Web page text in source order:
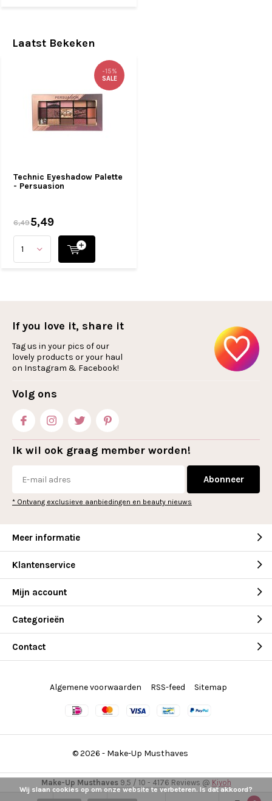
Laatst Bekeken
Technic Eyeshadow Palette
- Persuasion
-15%
SALE
6,495,49
If you love it, share it
Tag us in your pics of our
lovely products or your haul
on Instagram & Facebook!
Volg ons
Ik wil ook graag member worden!
Abonneer
* Ontvang exclusieve aanbiedingen en beauty nieuws
Meer informatie
Klantenservice
Mijn account
Categorieën
Contact
© 2026 - Make-Up Musthaves
Algemene voorwaarden RSS-feed Sitemap
Make-Up Musthaves9,5 / 10 - 4176 Reviews @ Kiyoh
Wij slaan cookies op om onze website te verbeteren. Is dat akkoord?